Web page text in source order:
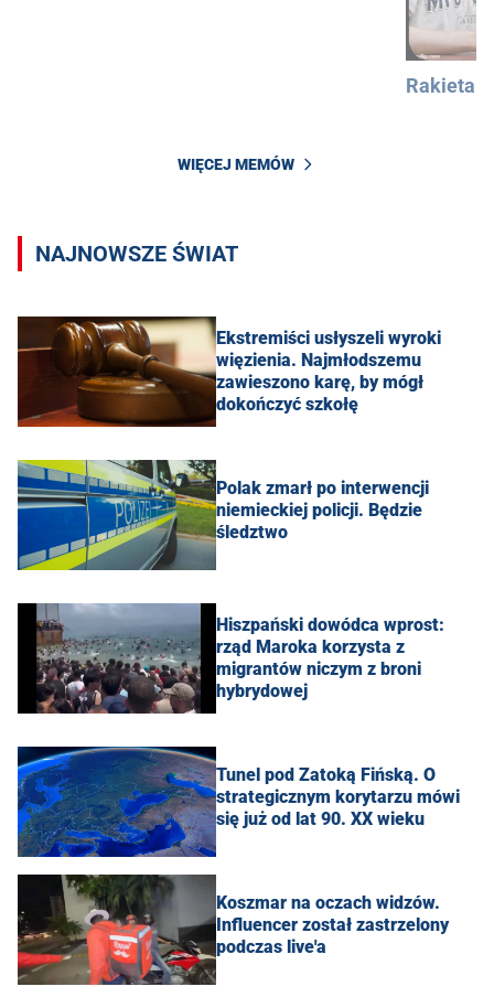
Rakieta
WIĘCEJ MEMÓW
NAJNOWSZE ŚWIAT
Ekstremiści usłyszeli wyroki
więzienia. Najmłodszemu
zawieszono karę, by mógł
dokończyć szkołę
Polak zmarł po interwencji
niemieckiej policji. Będzie
śledztwo
Hiszpański dowódca wprost:
rząd Maroka korzysta z
migrantów niczym z broni
hybrydowej
Tunel pod Zatoką Fińską. O
strategicznym korytarzu mówi
się już od lat 90. XX wieku
Koszmar na oczach widzów.
Influencer został zastrzelony
podczas live'a